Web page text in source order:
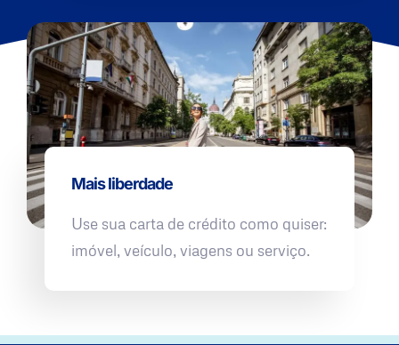
Mais liberdade
Use sua carta de crédito como quiser:
imóvel, veículo, viagens ou serviço.